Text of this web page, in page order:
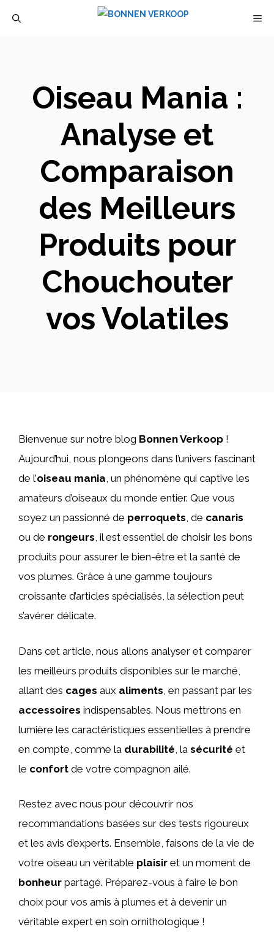
Oiseau Mania :
Analyse et
Comparaison
des Meilleurs
Produits pour
Chouchouter
vos Volatiles
Bienvenue sur notre blog Bonnen Verkoop !
Aujourd’hui, nous plongeons dans l’univers fascinant
de l’oiseau mania, un phénomène qui captive les
amateurs d’oiseaux du monde entier. Que vous
soyez un passionné de perroquets, de canaris
ou de rongeurs, il est essentiel de choisir les bons
produits pour assurer le bien-être et la santé de
vos plumes. Grâce à une gamme toujours
croissante d’articles spécialisés, la sélection peut
s’avérer délicate.
Dans cet article, nous allons analyser et comparer
les meilleurs produits disponibles sur le marché,
allant des cages aux aliments , en passant par les
accessoires indispensables. Nous mettrons en
lumière les caractéristiques essentielles à prendre
en compte, comme la durabilité , la sécurité et
le confort de votre compagnon ailé.
Restez avec nous pour découvrir nos
recommandations basées sur des tests rigoureux
et les avis d’experts. Ensemble, faisons de la vie de
votre oiseau un véritable plaisir et un moment de
bonheur partagé. Préparez-vous à faire le bon
choix pour vos amis à plumes et à devenir un
véritable expert en soin ornithologique !